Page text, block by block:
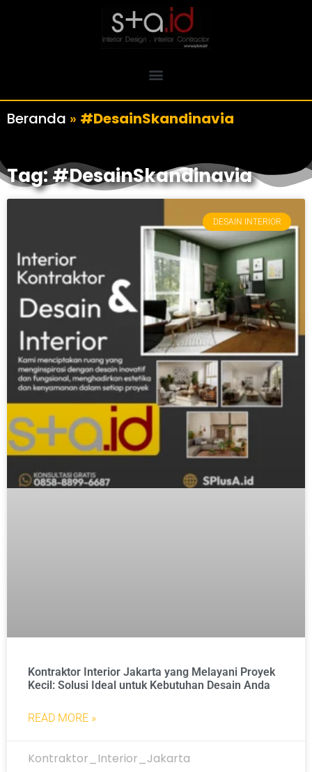
Beranda » #DesainSkandinavia
Tag: #DesainSkandinavia
DESAIN INTERIOR
Kontraktor Interior Jakarta yang Melayani Proyek
Kecil: Solusi Ideal untuk Kebutuhan Desain Anda
READ MORE »
Kontraktor_Interior_Jakarta